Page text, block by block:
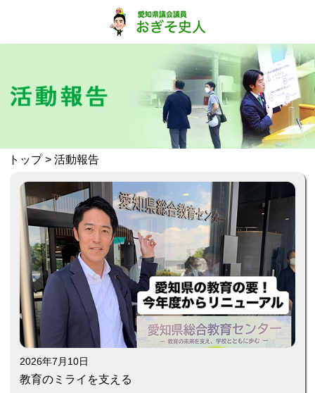
トップ> 活動報告
2026年7月10日
教育のミライを支える